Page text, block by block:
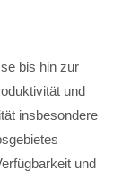
bis hin zur
und
insbesondere
und